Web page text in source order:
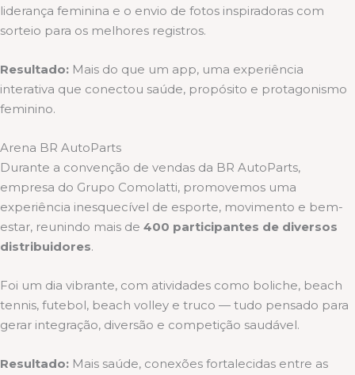
liderança feminina e o envio de fotos inspiradoras com
sorteio para os melhores registros.
Resultado: Mais do que um app, uma experiência
interativa que conectou saúde, propósito e protagonismo
feminino.
Arena BR AutoParts
Durante a convenção de vendas da BR AutoParts,
empresa do Grupo Comolatti, promovemos uma
experiência inesquecível de esporte, movimento e bem-
estar, reunindo mais de 400 participantes de diversos
distribuidores.
Foi um dia vibrante, com atividades como boliche, beach
tennis, futebol, beach volley e truco — tudo pensado para
gerar integração, diversão e competição saudável.
Resultado: Mais saúde, conexões fortalecidas entre as